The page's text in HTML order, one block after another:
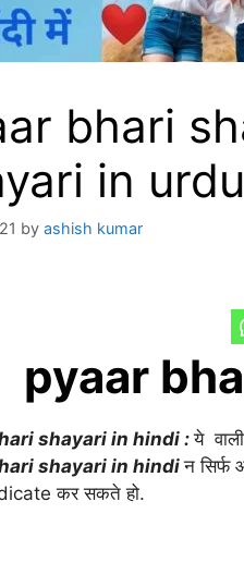
bhari
in urdu
by ashish kumar
pyaar
shayari in hindi :ये वाली
shayari in hindiन सिर्फ
कर सकते हो.